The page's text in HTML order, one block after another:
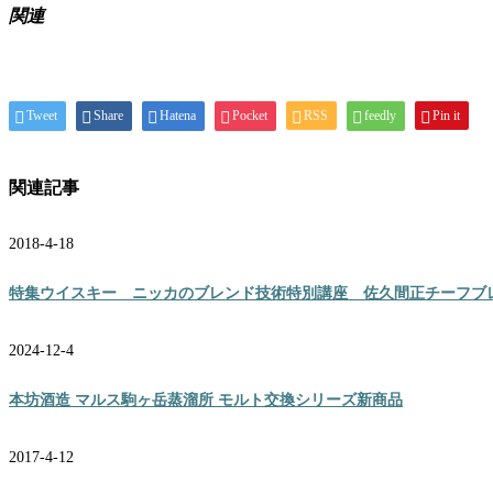
関連
Tweet Share Hatena Pocket RSS feedly Pin it
関連記事
2018-4-18
特集ウイスキー ニッカのブレンド技術特別講座 佐久間正チーフブ
2024-12-4
本坊酒造 マルス駒ヶ岳蒸溜所 モルト交換シリーズ新商品
2017-4-12